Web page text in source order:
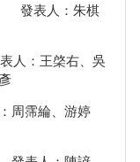
發表人：朱棋
人：王棨右、吳
周霈綸、游婷